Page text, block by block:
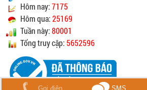
Hôm nay:7175
Hôm qua:25169
Tuần này:80001
Tổng truy cập: 5652596
Gọi điện SMS